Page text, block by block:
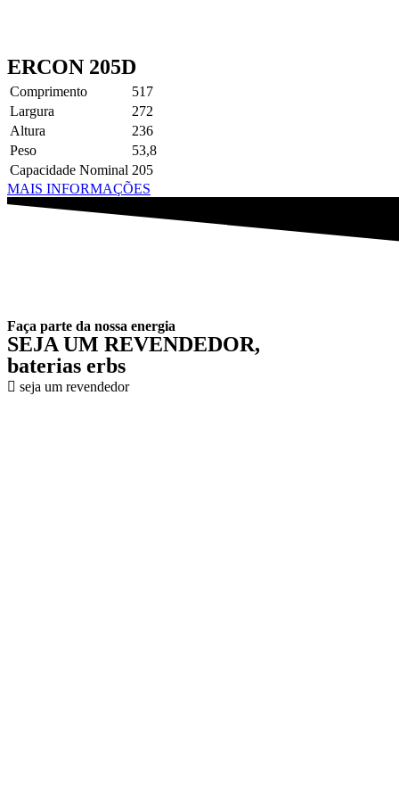
ERCON 205D
Comprimento
517
Largura
272
Altura
236
Peso
53,8
Capacidade Nominal 205
MAIS INFORMAÇÕES
Faça parte da nossa energia
SEJA UM REVENDEDOR,
baterias erbs
seja um revendedor